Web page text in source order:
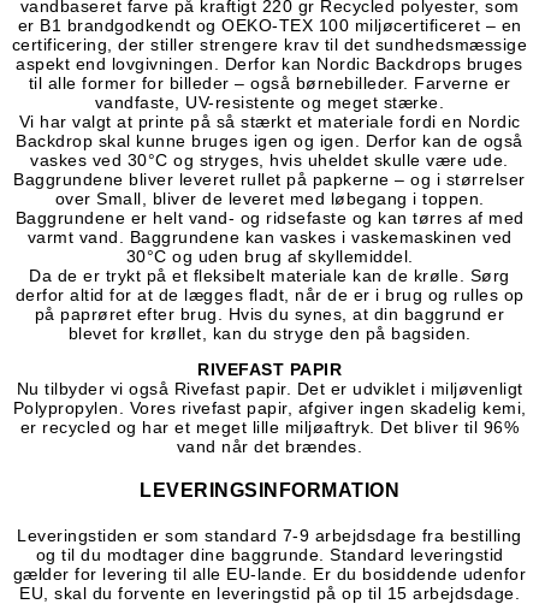
vandbaseret farve på kraftigt 220 gr Recycled polyester, som
er B1 brandgodkendt og OEKO-TEX 100 miljøcertificeret – en
certificering, der stiller strengere krav til det sundhedsmæssige
aspekt end lovgivningen. Derfor kan Nordic Backdrops bruges
til alle former for billeder – også børnebilleder. Farverne er
vandfaste, UV-resistente og meget stærke.
Vi har valgt at printe på så stærkt et materiale fordi en Nordic
Backdrop skal kunne bruges igen og igen. Derfor kan de også
vaskes ved 30°C og stryges, hvis uheldet skulle være ude.
Baggrundene bliver leveret rullet på papkerne – og i størrelser
over Small, bliver de leveret med løbegang i toppen.
Baggrundene er helt vand- og ridsefaste og kan tørres af med
varmt vand. Baggrundene kan vaskes i vaskemaskinen ved
30°C og uden brug af skyllemiddel.
Da de er trykt på et fleksibelt materiale kan de krølle. Sørg
derfor altid for at de lægges fladt, når de er i brug og rulles op
på paprøret efter brug. Hvis du synes, at din baggrund er
blevet for krøllet, kan du stryge den på bagsiden.
RIVEFAST PAPIR
Nu tilbyder vi også Rivefast papir.
Det er udviklet i miljøvenligt
Polypropylen. Vores rivefast papir, afgiver ingen skadelig kemi,
er recycled og har et meget lille miljøaftryk. Det bliver til 96%
vand når det brændes.
LEVERINGSINFORMATION
Leveringstiden er som standard 7-9 arbejdsdage fra bestilling
og til du modtager dine baggrunde. Standard leveringstid
gælder for levering til alle EU-lande. Er du bosiddende udenfor
EU, skal du forvente en leveringstid på op til 15 arbejdsdage.